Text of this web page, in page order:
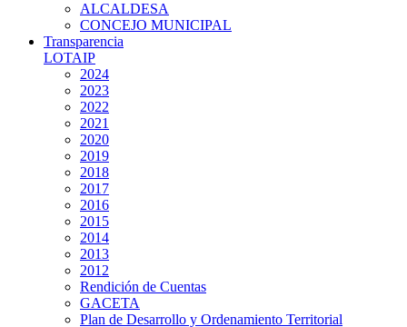
ALCALDESA
CONCEJO MUNICIPAL
Transparencia
LOTAIP
2024
2023
2022
2021
2020
2019
2018
2017
2016
2015
2014
2013
2012
Rendición de Cuentas
GACETA
Plan de Desarrollo y Ordenamiento Territorial